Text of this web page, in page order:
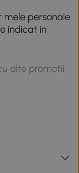
mele personale
indicat in
alte promotii